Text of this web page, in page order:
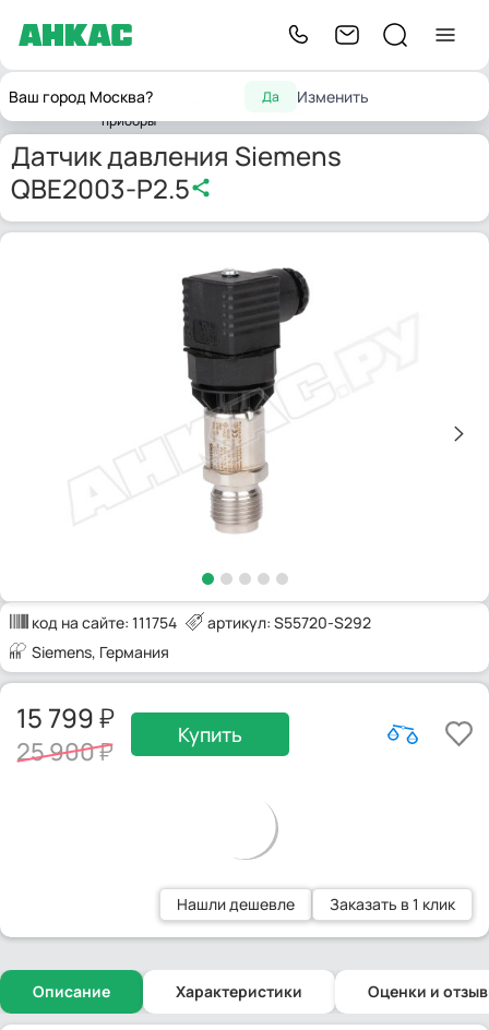
Ваш город Москва? Да Изменить
Главнаяизмерительные
приборы
Датчики
Датчик давления
Датчик давления Siemens
QBE2003-P2.5
код на сайте: 111754
артикул: S55720-S292
Siemens, Германия
15 799
25 900
Купить
Нашли дешевле Заказать в 1 клик
Описание Характеристики Оценки и